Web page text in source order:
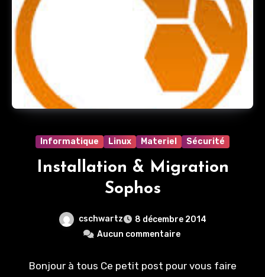
Informatique Linux Materiel Sécurité
Installation & Migration
Sophos
cschwartz
8 décembre 2014
Aucun commentaire
Bonjour à tous Ce petit post pour vous faire